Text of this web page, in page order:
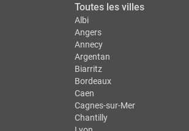
Toutes les villes
Albi
Angers
Annecy
Argentan
Biarritz
Bordeaux
Caen
Cagnes-sur-Mer
Chantilly